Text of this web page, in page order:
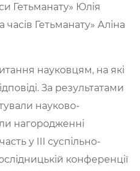
Гетьманату» Юлія
часів Гетьманату» Аліна
науковцям, на які
За результатами
науково-
нагородженні
у ІІІ суспільно-
конференції